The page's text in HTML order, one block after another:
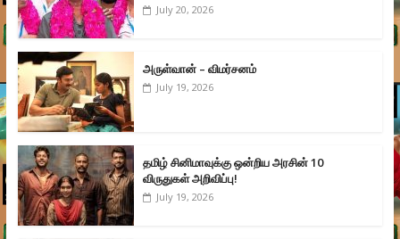
July 20, 2026
அருள்வான் – விமர்சனம்
July 19, 2026
தமிழ் சினிமாவுக்கு ஒன்றிய அரசின் 10
விருதுகள் அறிவிப்பு!
July 19, 2026